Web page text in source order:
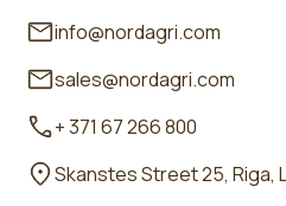
info@nordagri.com
sales@nordagri.com
+ 371 67 266 800
Skanstes Street 25, Riga,